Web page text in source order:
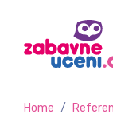
Home /